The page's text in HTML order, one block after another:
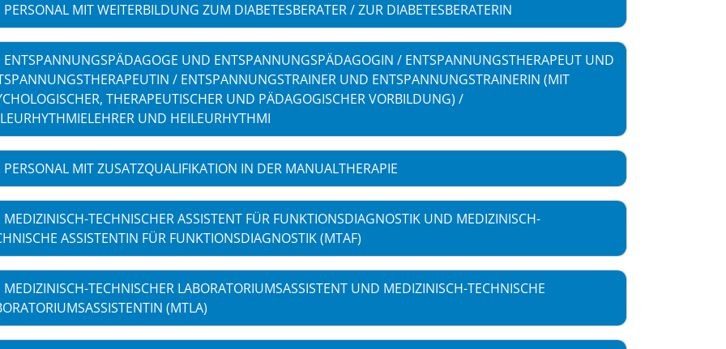
PERSONAL MIT WEITERBILDUNG ZUM DIABETESBERATER / ZUR DIABETESBERATERIN
ENTSPANNUNGSPÄDAGOGE UND ENTSPANNUNGSPÄDAGOGIN / ENTSPANNUNGSTHERAPEUT UND
/ ENTSPANNUNGSTRAINER UND ENTSPANNUNGSTRAINERIN (MIT
THERAPEUTISCHER UND PÄDAGOGISCHER VORBILDUNG) /
UND HEILEURHYTHMI
PERSONAL MIT ZUSATZQUALIFIKATION IN DER MANUALTHERAPIE
MEDIZINISCH-TECHNISCHER ASSISTENT FÜR FUNKTIONSDIAGNOSTIK UND MEDIZINISCH-
ASSISTENTIN FÜR FUNKTIONSDIAGNOSTIK (MTAF)
MEDIZINISCH-TECHNISCHER LABORATORIUMSASSISTENT UND MEDIZINISCH-TECHNISCHE
(MTLA)